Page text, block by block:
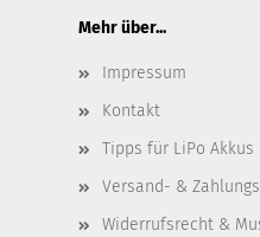
Mehr über...
Impressum
Kontakt
Tipps für LiPo Akkus
Versand- &
Widerrufsrecht &